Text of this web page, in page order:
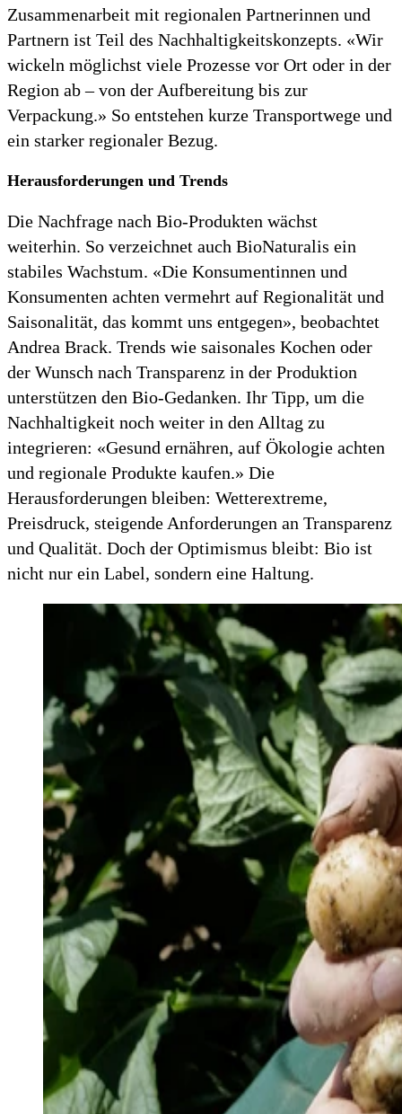
Zusammenarbeit mit regionalen Partnerinnen und
Partnern ist Teil des Nachhaltigkeitskonzepts. «Wir
wickeln möglichst viele Prozesse vor Ort oder in der
Region ab – von der Aufbereitung bis zur
Verpackung.» So entstehen kurze Transportwege und
ein starker regionaler Bezug.
Herausforderungen und Trends
Die Nachfrage nach Bio-Produkten wächst
weiterhin. So verzeichnet auch BioNaturalis ein
stabiles Wachstum. «Die Konsumentinnen und
Konsumenten achten vermehrt auf Regionalität und
Saisonalität, das kommt uns entgegen», beobachtet
Andrea Brack. Trends wie saisonales Kochen oder
der Wunsch nach Transparenz in der Produktion
unterstützen den Bio-Gedanken. Ihr Tipp, um die
Nachhaltigkeit noch weiter in den Alltag zu
integrieren: «Gesund ernähren, auf Ökologie achten
und regionale Produkte kaufen.» Die
Herausforderungen bleiben: Wetterextreme,
Preisdruck, steigende Anforderungen an Transparenz
und Qualität. Doch der Optimismus bleibt: Bio ist
nicht nur ein Label, sondern eine Haltung.